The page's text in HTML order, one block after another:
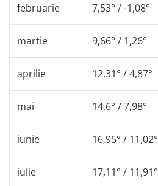
februarie 7,53° / -1,08°
martie 9,66° / 1,26°
aprilie 12,31° / 4,87°
mai 14,6° / 7,98°
iunie 16,95° / 11,02°
iulie 17,11° / 11,91°